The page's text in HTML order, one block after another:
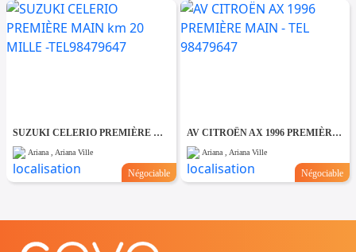
SUZUKI CELERIO PREMIÈRE MAIN km 20 MILLE -TEL98479647
Ariana , Ariana Ville
Négociable
AV CITROËN AX 1996 PREMIÈRE MAIN - TEL 98479647
Ariana , Ariana Ville
Négociable